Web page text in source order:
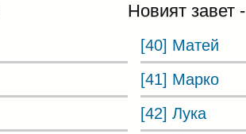
Новият завет -
[40] Матей
[41] Марко
[42] Лука